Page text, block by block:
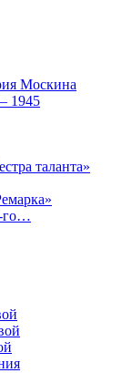
Москина
1945
таланта»
го…